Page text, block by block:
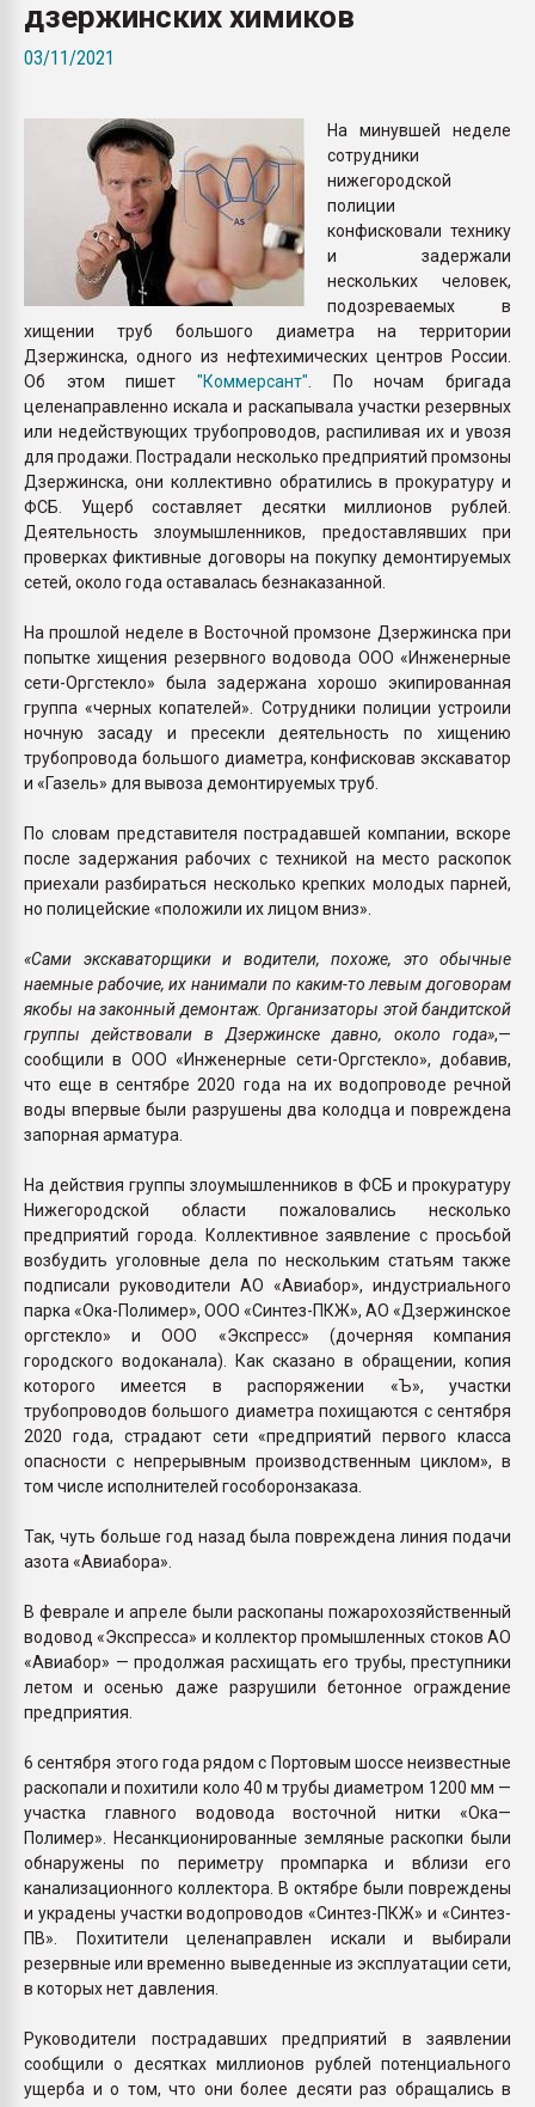
дзержинских химиков
03/11/2021
На минувшей неделе
сотрудники
нижегородской
полиции
конфисковали технику
и задержали
нескольких человек,
подозреваемых в
хищении труб большого диаметра на территории
Дзержинска, одного из нефтехимических центров России.
Об этом пишет "Коммерсант" . По ночам бригада
целенаправленно искала и раскапывала участки резервных
или недействующих трубопроводов, распиливая их и увозя
для продажи. Пострадали несколько предприятий промзоны
Дзержинска, они коллективно обратились в прокуратуру и
ФСБ. Ущерб составляет десятки миллионов рублей.
Деятельность злоумышленников, предоставлявших при
проверках фиктивные договоры на покупку демонтируемых
сетей, около года оставалась безнаказанной.
На прошлой неделе в Восточной промзоне Дзержинска при
попытке хищения резервного водовода ООО «Инженерные
сети-Оргстекло» была задержана хорошо экипированная
группа «черных копателей». Сотрудники полиции устроили
ночную засаду и пресекли деятельность по хищению
трубопровода большого диаметра, конфисковав экскаватор
и «Газель» для вывоза демонтируемых труб.
По словам представителя пострадавшей компании, вскоре
после задержания рабочих с техникой на место раскопок
приехали разбираться несколько крепких молодых парней,
но полицейские «положили их лицом вниз».
«Сами экскаваторщики и водители, похоже, это обычные
наемные рабочие, их нанимали по каким-то левым договорам
якобы на законный демонтаж. Организаторы этой бандитской
группы действовали в Дзержинске давно, около года»,—
сообщили в ООО «Инженерные сети-Оргстекло», добавив,
что еще в сентябре 2020 года на их водопроводе речной
воды впервые были разрушены два колодца и повреждена
запорная арматура.
На действия группы злоумышленников в ФСБ и прокуратуру
Нижегородской области пожаловались несколько
предприятий города. Коллективное заявление с просьбой
возбудить уголовные дела по нескольким статьям также
подписали руководители АО «Авиабор», индустриального
парка «Ока-Полимер», ООО «Синтез-ПКЖ», АО «Дзержинское
оргстекло» и ООО «Экспресс» (дочерняя компания
городского водоканала). Как сказано в обращении, копия
которого имеется в распоряжении «Ъ», участки
трубопроводов большого диаметра похищаются с сентября
2020 года, страдают сети «предприятий первого класса
опасности с непрерывным производственным циклом», в
том числе исполнителей гособоронзаказа.
Так, чуть больше год назад была повреждена линия подачи
азота «Авиабора».
В феврале и апреле были раскопаны пожарохозяйственный
водовод «Экспресса» и коллектор промышленных стоков АО
«Авиабор» — продолжая расхищать его трубы, преступники
летом и осенью даже разрушили бетонное ограждение
предприятия.
6 сентября этого года рядом с Портовым шоссе неизвестные
раскопали и похитили коло 40 м трубы диаметром 1200 мм —
участка главного водовода восточной нитки «Ока—
Полимер». Несанкционированные земляные раскопки были
обнаружены по периметру промпарка и вблизи его
канализационного коллектора. В октябре были повреждены
и украдены участки водопроводов «Синтез-ПКЖ» и «Синтез-
ПВ». Похитители целенаправлен искали и выбирали
резервные или временно выведенные из эксплуатации сети,
в которых нет давления.
Руководители пострадавших предприятий в заявлении
сообщили о десятках миллионов рублей потенциального
ущерба и о том, что они более десяти раз обращались в